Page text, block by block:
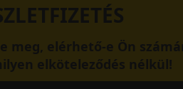
meg, elérhető-e Ön
elköteleződés nélkül!